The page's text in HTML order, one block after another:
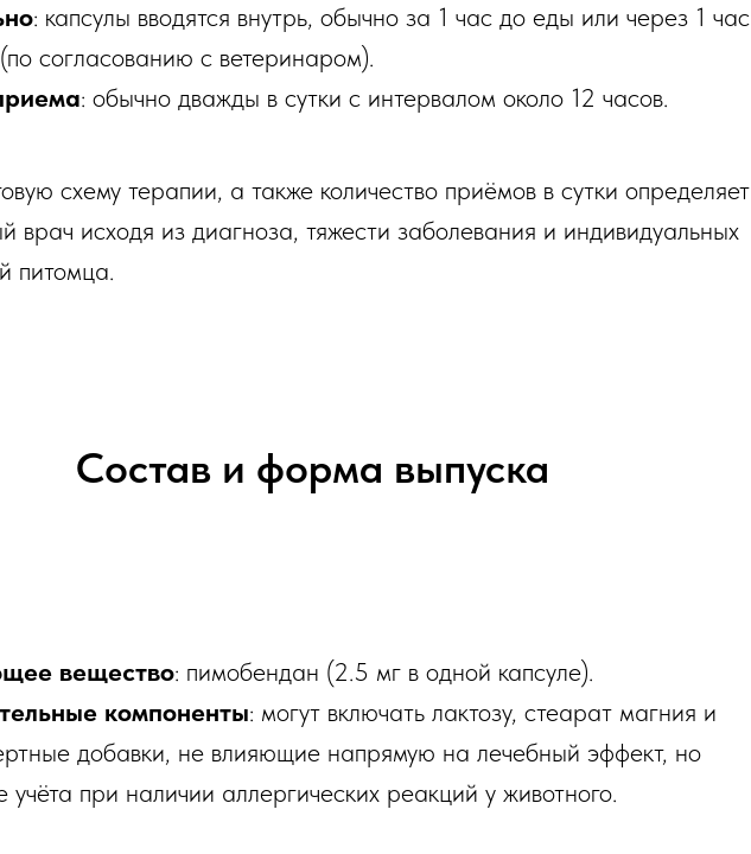
: капсулы вводятся внутрь, обычно за 1 час до еды или через 1 час
согласованию с ветеринаром).
: обычно дважды в сутки с интервалом около 12 часов.
схему терапии, а также количество приёмов в сутки определяет
врач исходя из диагноза, тяжести заболевания и индивидуальных
питомца.
Состав и форма выпуска
вещество: пимобендан (2.5 мг в одной капсуле).
компоненты: могут включать лактозу, стеарат магния и
добавки, не влияющие напрямую на лечебный эффект, но
при наличии аллергических реакций у животного.